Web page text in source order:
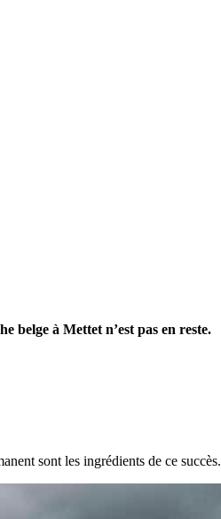
belge à Mettet n’est pas en reste.
sont les ingrédients de ce succès.